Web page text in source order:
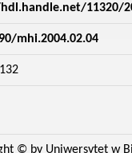
11320/
mhi.2004.02.04
© by Uniwersytet w